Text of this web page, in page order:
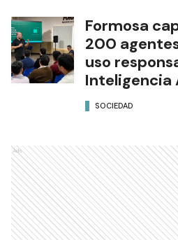
Formosa
200
uso
SOCIEDAD
Ads